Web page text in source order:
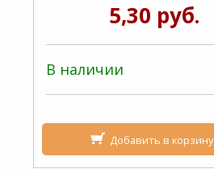
5,30 руб.
В наличии
Добавить в корзину